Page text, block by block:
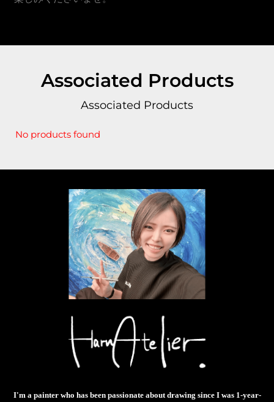
Associated Products
Associated Products
No products found
I'm a painter who has been passionate about drawing since I was 1-year-